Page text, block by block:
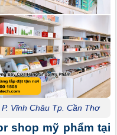
Vĩnh Châu Tp. Cần Thơ
shop mỹ phẩm tại